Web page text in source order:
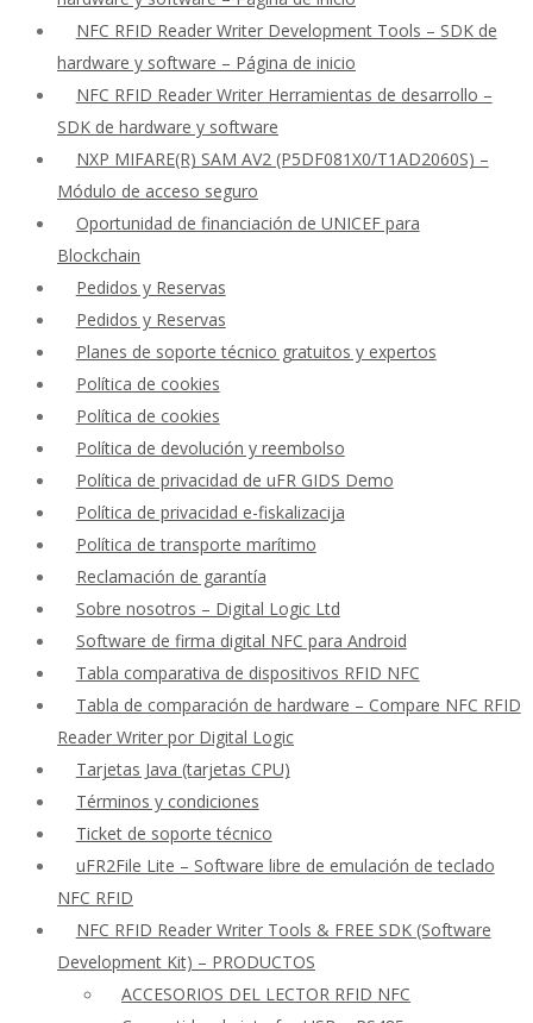
NFC RFID Reader Writer Development Tools – SDK de
hardware y software – Página de inicio
NFC RFID Reader Writer Herramientas de desarrollo –
SDK de hardware y software
NXP MIFARE(R) SAM AV2 (P5DF081X0/T1AD2060S) –
Módulo de acceso seguro
Oportunidad de financiación de UNICEF para
Blockchain
Pedidos y Reservas
Pedidos y Reservas
Planes de soporte técnico gratuitos y expertos
Política de cookies
Política de cookies
Política de devolución y reembolso
Política de privacidad de uFR GIDS Demo
Política de privacidad e-fiskalizacija
Política de transporte marítimo
Reclamación de garantía
Sobre nosotros – Digital Logic Ltd
Software de firma digital NFC para Android
Tabla comparativa de dispositivos RFID NFC
Tabla de comparación de hardware – Compare NFC RFID
Reader Writer por Digital Logic
Tarjetas Java (tarjetas CPU)
Términos y condiciones
Ticket de soporte técnico
uFR2File Lite – Software libre de emulación de teclado
NFC RFID
NFC RFID Reader Writer Tools & FREE SDK (Software
Development Kit) – PRODUCTOS
ACCESORIOS DEL LECTOR RFID NFC